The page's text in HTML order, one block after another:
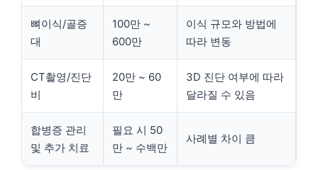
뼈이식/골증
대
100만 ~
600만
이식 규모와 방법에
따라 변동
CT촬영/진단
비
20만 ~ 60
만
3D 진단 여부에 따라
달라질 수 있음
합병증 관리
및 추가 치료
필요 시 50
만 ~ 수백만
사례별 차이 큼